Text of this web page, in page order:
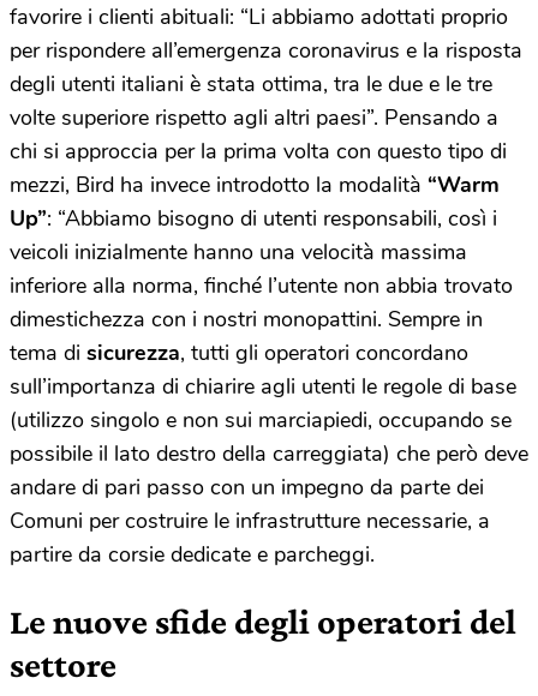
favorire i clienti abituali: “Li abbiamo adottati proprio
per rispondere all’emergenza coronavirus e la risposta
degli utenti italiani è stata ottima, tra le due e le tre
volte superiore rispetto agli altri paesi”. Pensando a
chi si approccia per la prima volta con questo tipo di
mezzi, Bird ha invece introdotto la modalità “Warm
Up”: “Abbiamo bisogno di utenti responsabili, così i
veicoli inizialmente hanno una velocità massima
inferiore alla norma, finché l’utente non abbia trovato
dimestichezza con i nostri monopattini. Sempre in
tema di sicurezza, tutti gli operatori concordano
sull’importanza di chiarire agli utenti le regole di base
(utilizzo singolo e non sui marciapiedi, occupando se
possibile il lato destro della carreggiata) che però deve
andare di pari passo con un impegno da parte dei
Comuni per costruire le infrastrutture necessarie, a
partire da corsie dedicate e parcheggi.
Le nuove sfide degli operatori del
settore